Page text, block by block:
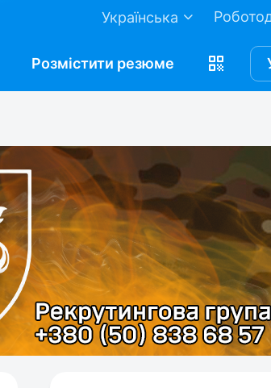
Українська
Розмістити резюме